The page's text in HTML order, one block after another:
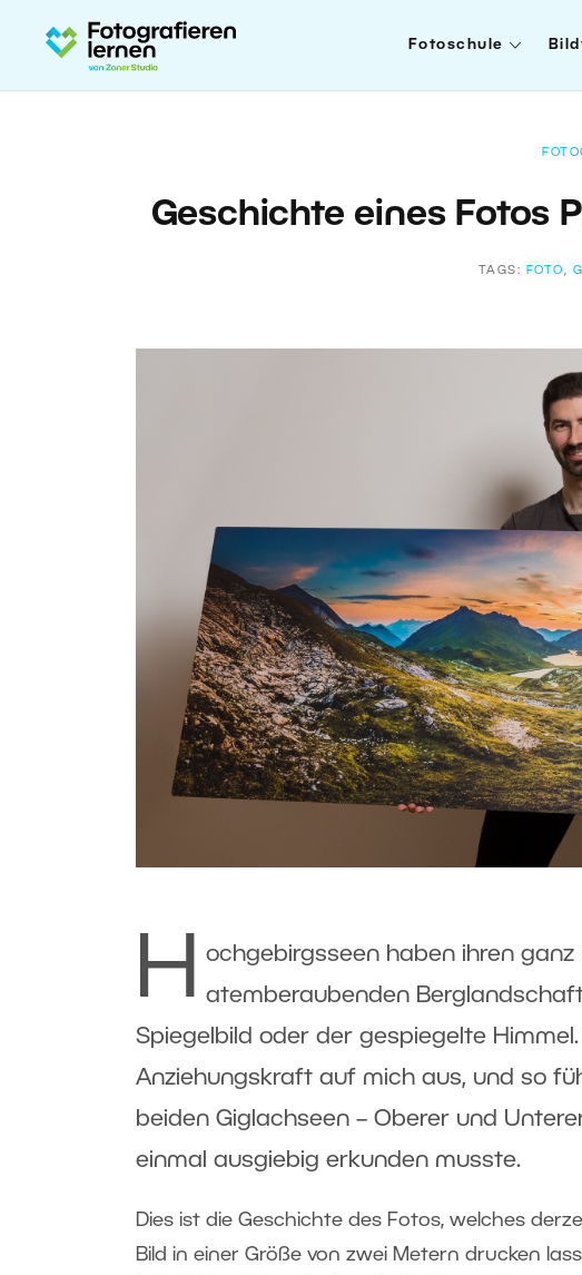
Fotoschule
Geschichte eines Fotos
TAGS: FOTO ,
H ochgebirgsseen haben ihren ganz
atemberaubenden
Spiegelbild oder der gespiegelte
Anziehungskraft auf mich aus, und so
beiden Giglachseen – Oberer und
einmal ausgiebig erkunden musste.
Dies ist die Geschichte des Fotos, welches
Bild in einer Größe von zwei Metern drucken